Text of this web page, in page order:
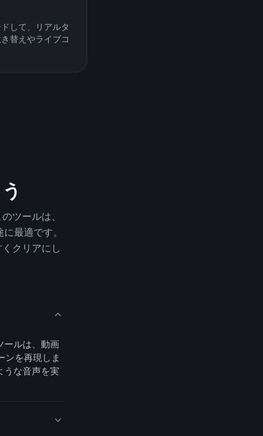
して、リアルタ
替えやライブコ
ツールは、
最適です。
クリアにし
ールは、動画
ンを再現しま
うな音声を実